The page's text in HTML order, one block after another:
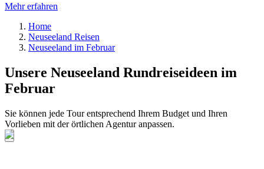
Mehr erfahren
Home
Neuseeland Reisen
Neuseeland im Februar
Unsere Neuseeland Rundreiseideen im
Februar
Sie können jede Tour entsprechend Ihrem Budget und Ihren
Vorlieben mit der örtlichen Agentur anpassen.